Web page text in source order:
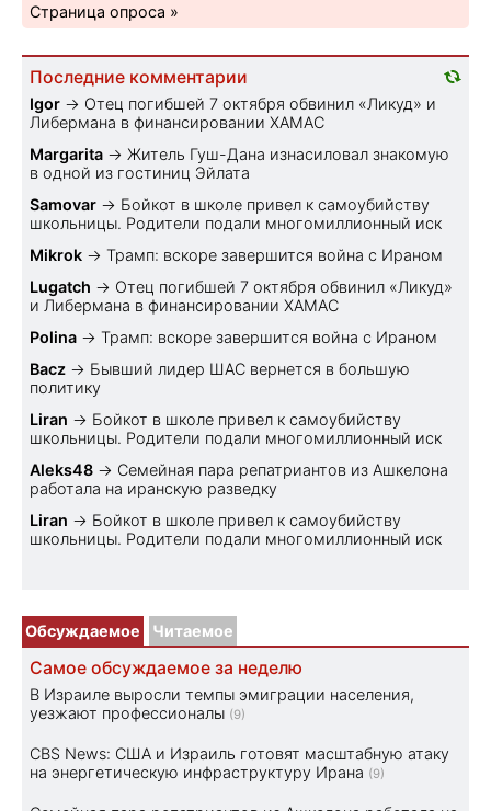
Страница опроса »
Последние комментарии
Igor → Отец погибшей 7 октября обвинил «Ликуд» и
Либермана в финансировании ХАМАС
Margarita → Житель Гуш-Дана изнасиловал знакомую
в одной из гостиниц Эйлата
Samovar → Бойкот в школе привел к самоубийству
школьницы. Родители подали многомиллионный иск
Mikrok → Трамп: вскоре завершится война с Ираном
Lugatch → Отец погибшей 7 октября обвинил «Ликуд»
и Либермана в финансировании ХАМАС
Polina → Трамп: вскоре завершится война с Ираном
Bacz → Бывший лидер ШАС вернется в большую
политику
Liran → Бойкот в школе привел к самоубийству
школьницы. Родители подали многомиллионный иск
Aleks48 → Семейная пара репатриантов из Ашкелона
работала на иранскую разведку
Liran → Бойкот в школе привел к самоубийству
школьницы. Родители подали многомиллионный иск
Обсуждаемое Читаемое
Самое обсуждаемое за неделю
В Израиле выросли темпы эмиграции населения,
уезжают профессионалы (9)
CBS News: США и Израиль готовят масштабную атаку
на энергетическую инфраструктуру Ирана (9)